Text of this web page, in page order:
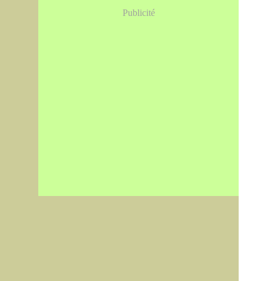
Publicité